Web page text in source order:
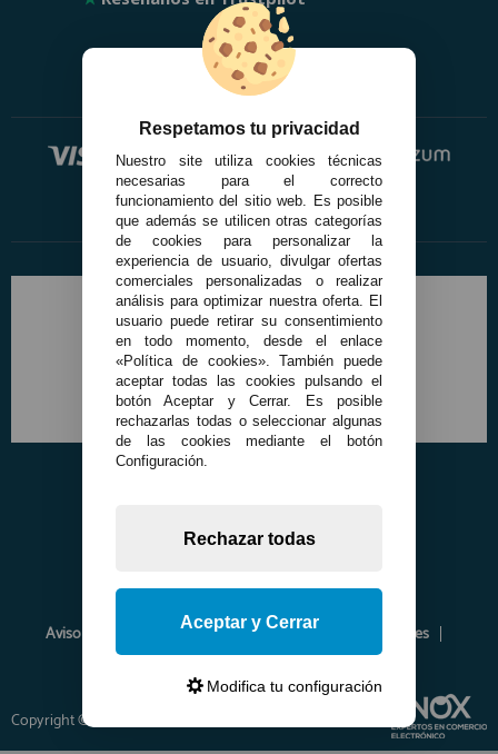
Aviso Legal Política de Privacidad
Política de Cookies
Envíos y Devoluciones
Opiniones
Copyright © 2026 www.francobordo.com
Respetamos tu privacidad
Nuestro site utiliza cookies técnicas
necesarias para el correcto
funcionamiento del sitio web. Es posible
que además se utilicen otras categorías
de cookies para personalizar la
experiencia de usuario, divulgar ofertas
comerciales personalizadas o realizar
análisis para optimizar nuestra oferta. El
usuario puede retirar su consentimiento
en todo momento, desde el enlace
«Política de cookies». También puede
aceptar todas las cookies pulsando el
botón Aceptar y Cerrar. Es posible
rechazarlas todas o seleccionar algunas
de las cookies mediante el botón
Configuración.
Rechazar todas
Aceptar y Cerrar
Modifica tu configuración